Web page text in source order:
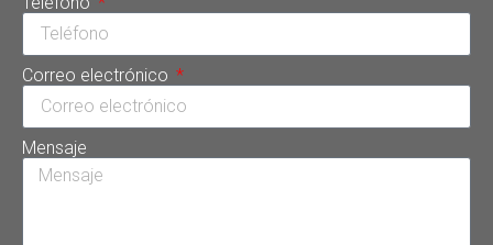
Correo electrónico
Mensaje